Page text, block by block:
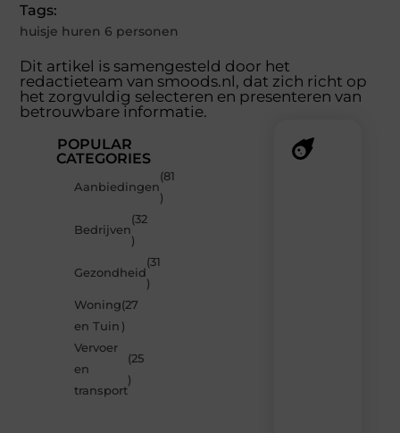
Tags:
huisje huren 6 personen
Dit artikel is samengesteld door het
redactieteam van smoods.nl, dat zich richt op
het zorgvuldig selecteren en presenteren van
betrouwbare informatie.
POPULAR
CATEGORIES
Aanbiedingen
(81
)
Bedrijven
(32
)
Gezondheid
(31
)
Woning
en Tuin
(27
)
Vervoer
en
transport
(25
)